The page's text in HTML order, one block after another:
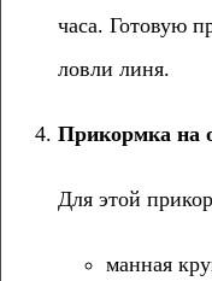
часа. Готовую
ловли линя.
Прикормка на
Для этой
манная